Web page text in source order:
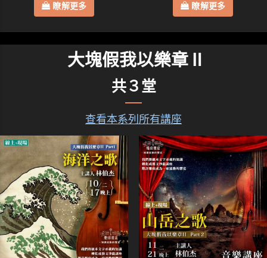
瞭解更多 瞭解更多
大塊假我以樂章Ⅱ
共３堂
查看本系列所有講座